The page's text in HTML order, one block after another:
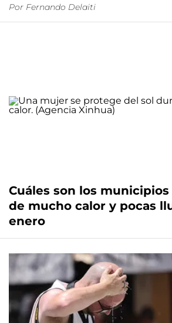
Por Fernando Delaiti
Cuáles son los
de mucho calor y pocas
enero